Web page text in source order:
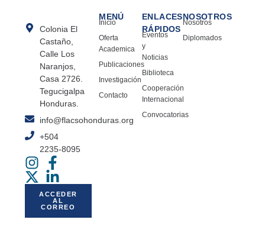
Colonia El
Castaño,
Calle Los
Naranjos,
Casa 2726.
Tegucigalpa
Honduras.
info@flacsohonduras.org
+504
2235-8095
ACCEDER
AL
CORREO
MENÚ
Inicio
Oferta
Academica
Publicaciones
Investigación
Contacto
ENLACES
RÁPIDOS
Eventos
y
Noticias
Biblioteca
Cooperación
Internacional
Convocatorias
NOSOTROS
Nosotros
Diplomados